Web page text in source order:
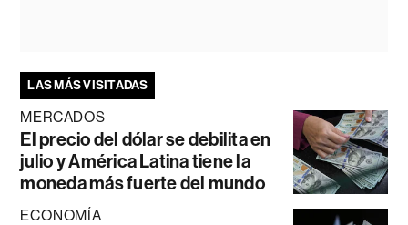
LAS MÁS VISITADAS
MERCADOS
El precio del dólar se debilita en
julio y América Latina tiene la
moneda más fuerte del mundo
ECONOMÍA